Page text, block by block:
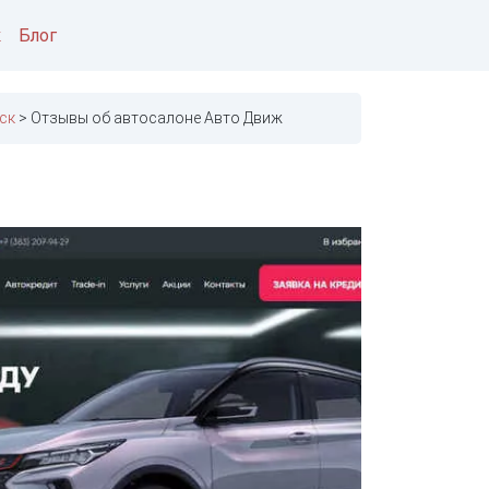
Блог
Отзывы об автосалоне Авто Движ